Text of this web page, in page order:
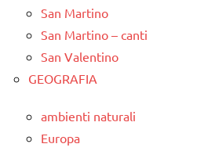
San Martino
San Martino – canti
San Valentino
GEOGRAFIA
ambienti naturali
Europa